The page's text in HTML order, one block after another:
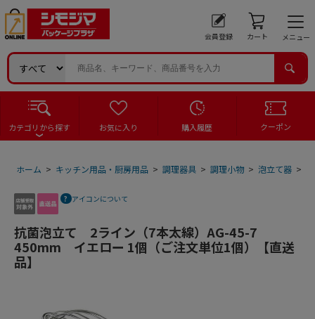
会員登録 カート メニュー
カテゴリから探す お気に入り 購入履歴 クーポン
ホーム > キッチン用品・厨房用品 > 調理器具 > 調理小物 > 泡立て器 >
アイコンについて
抗菌泡立て 2ライン（7本太線）AG-45-7
450mm イエロー 1個（ご注文単位1個）【直送
品】